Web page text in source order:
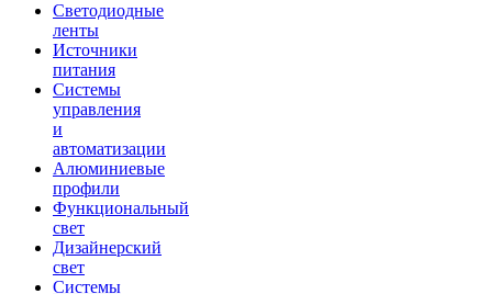
Светодиодные
ленты
Источники
питания
Системы
управления
и
автоматизации
Алюминиевые
профили
Функциональный
свет
Дизайнерский
свет
Системы